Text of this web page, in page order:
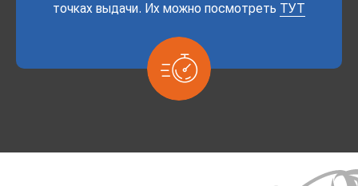
точках выдачи. Их можно посмотреть ТУТ